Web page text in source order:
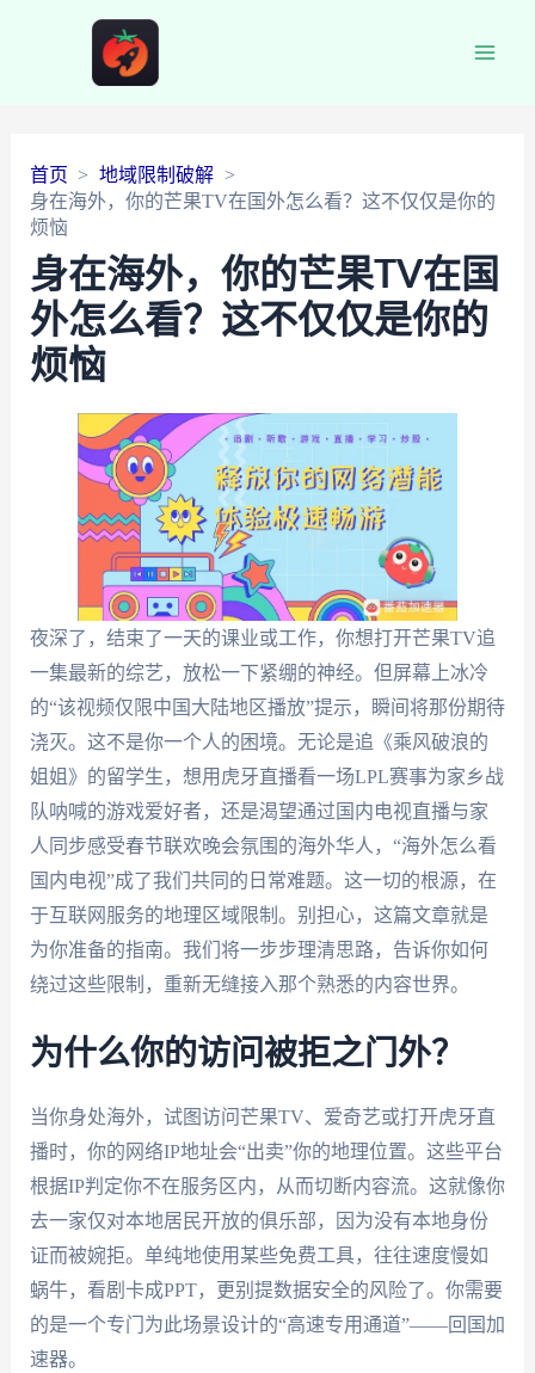
首页
地域限制破解
身在海外，你的芒果TV在国外怎么看？这不仅仅是你的
烦恼
身在海外，你的芒果TV在国
外怎么看？这不仅仅是你的
烦恼
夜深了，结束了一天的课业或工作，你想打开芒果TV追
一集最新的综艺，放松一下紧绷的神经。但屏幕上冰冷
的“该视频仅限中国大陆地区播放”提示，瞬间将那份期待
浇灭。这不是你一个人的困境。无论是追《乘风破浪的
姐姐》的留学生，想用虎牙直播看一场LPL赛事为家乡战
队呐喊的游戏爱好者，还是渴望通过国内电视直播与家
人同步感受春节联欢晚会氛围的海外华人，“海外怎么看
国内电视”成了我们共同的日常难题。这一切的根源，在
于互联网服务的地理区域限制。别担心，这篇文章就是
为你准备的指南。我们将一步步理清思路，告诉你如何
绕过这些限制，重新无缝接入那个熟悉的内容世界。
为什么你的访问被拒之门外？
当你身处海外，试图访问芒果TV、爱奇艺或打开虎牙直
播时，你的网络IP地址会“出卖”你的地理位置。这些平台
根据IP判定你不在服务区内，从而切断内容流。这就像你
去一家仅对本地居民开放的俱乐部，因为没有本地身份
证而被婉拒。单纯地使用某些免费工具，往往速度慢如
蜗牛，看剧卡成PPT，更别提数据安全的风险了。你需要
的是一个专门为此场景设计的“高速专用通道”——回国加
速器。